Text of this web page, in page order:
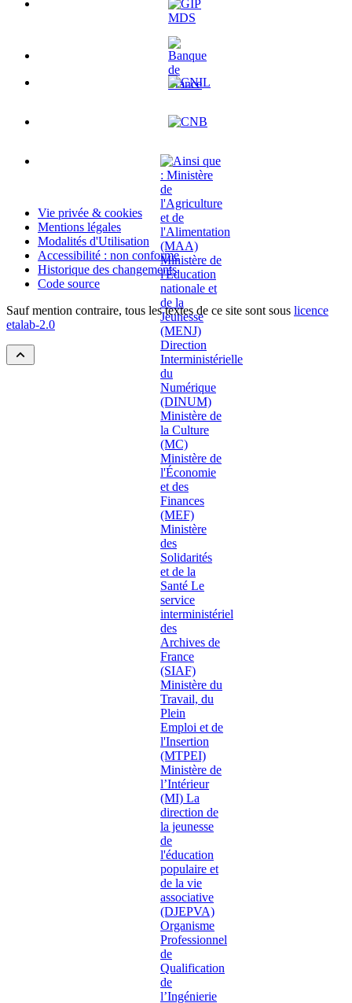
Vie privée & cookies
Mentions légales
Modalités d'Utilisation
Accessibilité : non conforme
Historique des changements
Code source
Sauf mention contraire, tous les textes de ce site sont sous licence
etalab-2.0